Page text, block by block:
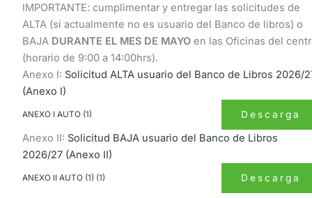
IMPORTANTE: cumplimentar y entregar las solicitudes de
ALTA (si actualmente no es usuario del Banco de libros) o
BAJA DURANTE EL MES DE MAYOen las Oficinas del
(horario de 9:00 a 14:00hrs).
Anexo I: Solicitud ALTA usuario del Banco de Libros 2026/
(Anexo I)
ANEXO I AUTO (1) Descarga
Anexo II: Solicitud BAJA usuario del Banco de Libros
2026/27 (Anexo II)
ANEXO II AUTO (1) (1) Descarga